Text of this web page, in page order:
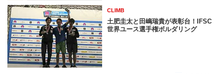
CLIMB
土肥圭太と田嶋瑞貴が表彰台！IFSC
世界ユース選手権ボルダリング